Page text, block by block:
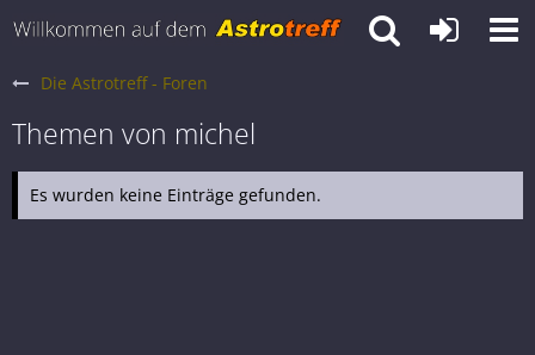
Die Astrotreff - Foren
Themen von michel
Es wurden keine Einträge gefunden.